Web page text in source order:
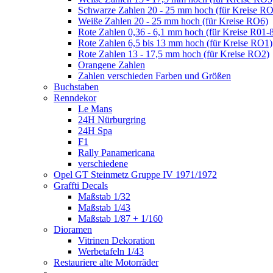
Schwarze Zahlen 20 - 25 mm hoch (für Kreise
Weiße Zahlen 20 - 25 mm hoch (für Kreise RO6)
Rote Zahlen 0,36 - 6,1 mm hoch (für Kreise R01-
Rote Zahlen 6,5 bis 13 mm hoch (für Kreise RO1)
Rote Zahlen 13 - 17,5 mm hoch (für Kreise RO2)
Orangene Zahlen
Zahlen verschieden Farben und Größen
Buchstaben
Renndekor
Le Mans
24H Nürburgring
24H Spa
F1
Rally Panamericana
verschiedene
Opel GT Steinmetz Gruppe IV 1971/1972
Graffti Decals
Maßstab 1/32
Maßstab 1/43
Maßstab 1/87 + 1/160
Dioramen
Vitrinen Dekoration
Werbetafeln 1/43
Restauriere alte Motorräder